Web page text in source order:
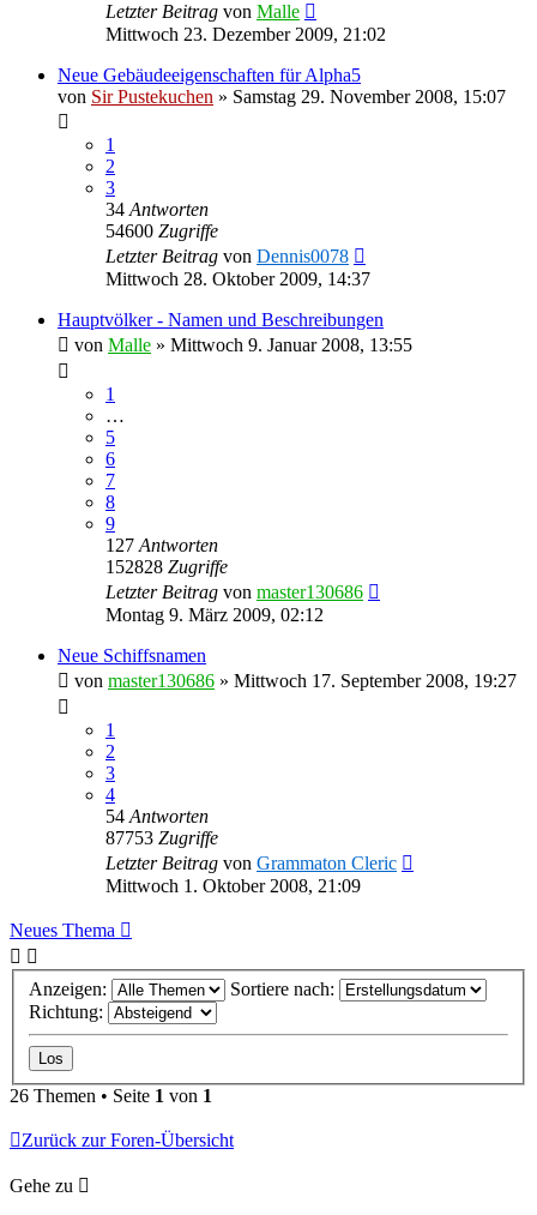
Letzter Beitrag von Malle
Mittwoch 23. Dezember 2009, 21:02
Neue Gebäudeeigenschaften für Alpha5
von Sir Pustekuchen » Samstag 29. November 2008, 15:07
1
2
3
34 Antworten
54600 Zugriffe
Letzter Beitrag von Dennis0078
Mittwoch 28. Oktober 2009, 14:37
Hauptvölker - Namen und Beschreibungen
von Malle » Mittwoch 9. Januar 2008, 13:55
1
…
5
6
7
8
9
127 Antworten
152828 Zugriffe
Letzter Beitrag von master130686
Montag 9. März 2009, 02:12
Neue Schiffsnamen
von master130686 » Mittwoch 17. September 2008, 19:27
1
2
3
4
54 Antworten
87753 Zugriffe
Letzter Beitrag von Grammaton Cleric
Mittwoch 1. Oktober 2008, 21:09
Neues Thema
Anzeigen:
Sortiere nach:
Richtung:
26 Themen • Seite 1 von 1
Zurück zur Foren-Übersicht
Gehe zu